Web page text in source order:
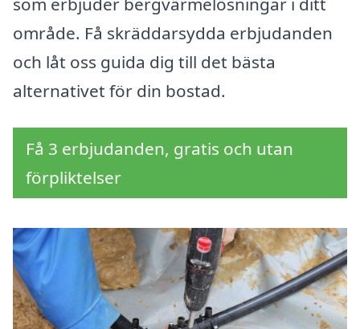
område. Få skräddarsydda erbjudanden
och låt oss guida dig till det bästa
alternativet för din bostad.
Få 3 erbjudanden, gratis och utan
förpliktelser